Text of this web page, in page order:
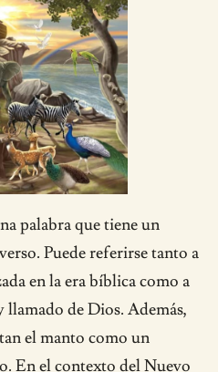
palabra que tiene un
Puede referirse tanto a
en la era bíblica como a
de Dios. Además,
el manto como un
En el contexto del Nuevo